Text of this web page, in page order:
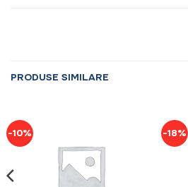
PRODUSE SIMILARE
-10% -18%